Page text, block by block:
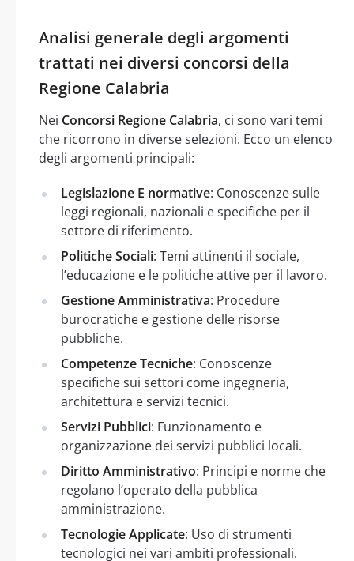
Analisi generale degli argomenti
trattati nei diversi concorsi della
Regione Calabria
Nei Concorsi Regione Calabria, ci sono vari temi
che ricorrono in diverse selezioni. Ecco un elenco
degli argomenti principali:
Legislazione E normative: Conoscenze sulle
leggi regionali, nazionali e specifiche per il
settore di riferimento.
Politiche Sociali: Temi attinenti il sociale,
l’educazione e le politiche attive per il lavoro.
Gestione Amministrativa: Procedure
burocratiche e gestione delle risorse
pubbliche.
Competenze Tecniche: Conoscenze
specifiche sui settori come ingegneria,
architettura e servizi tecnici.
Servizi Pubblici: Funzionamento e
organizzazione dei servizi pubblici locali.
Diritto Amministrativo: Principi e norme che
regolano l’operato della pubblica
amministrazione.
Tecnologie Applicate: Uso di strumenti
tecnologici nei vari ambiti professionali.